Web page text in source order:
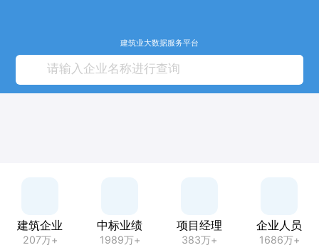
建筑业大数据服务平台
建筑企业
207万+
中标业绩
1989万+
项目经理
383万+
企业人员
1686万+